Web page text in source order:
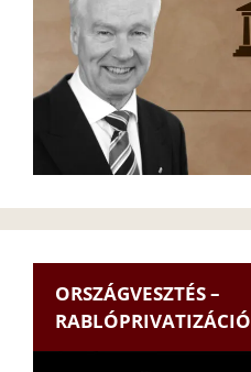
ORSZÁGVESZTÉS –
RABLÓPRIVATIZÁCIÓ